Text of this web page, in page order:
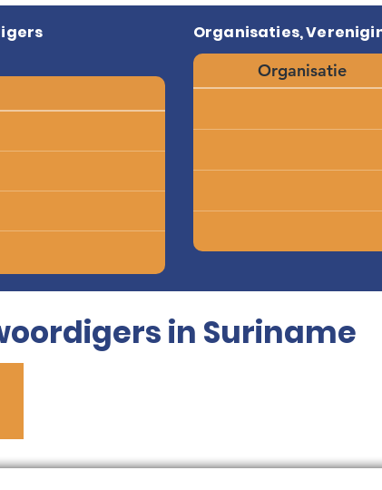
Organisaties,
Organisatie
in Suriname